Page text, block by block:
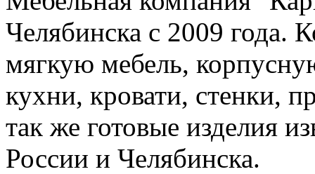
Челябинска с 2009 года.
мягкую мебель,
кухни, кровати, стенки,
так же готовые изделия
России и Челябинска.